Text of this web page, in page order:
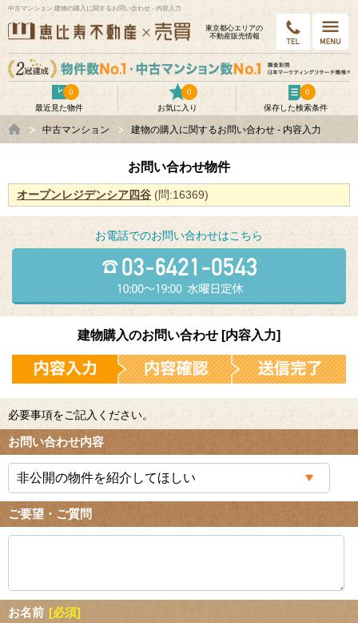
中古マンション 建物の購入に関するお問い合わせ - 内容入力
東京都⼼エリアの
不動産販売情報
最近見た物件
0
お気に入り
0
保存した検索条件
0
中古マンション 建物の購入に関するお問い合わせ - 内容入力
お問い合わせ物件
オープンレジデンシア四谷 (問:16369)
お電話でのお問い合わせはこちら
建物購入のお問い合わせ [内容入力]
必要事項をご記入ください。
お問い合わせ内容
ご要望・ご質問
お名前 [必須]